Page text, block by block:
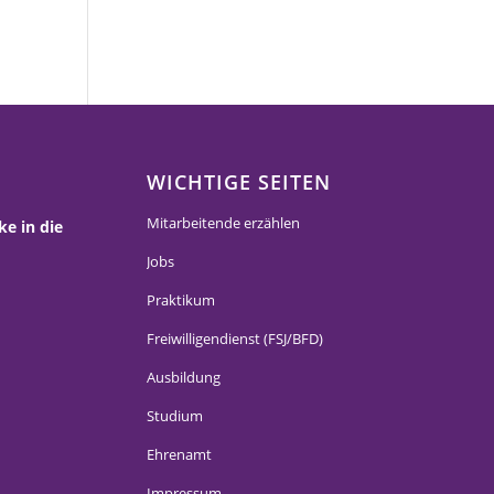
in die
WICHTIGE SEITEN
Mitarbeitende erzählen
Jobs
Praktikum
Freiwilligendienst (FSJ/BFD)
Ausbildung
Studium
Ehrenamt